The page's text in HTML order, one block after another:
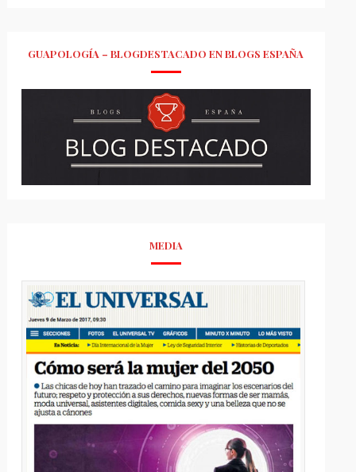
GUAPOLOGÍA – BLOGDESTACADO EN BLOGS ESPAÑA
MEDIA